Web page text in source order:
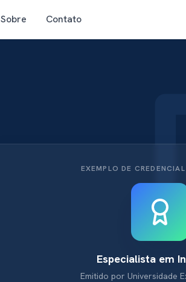
Sobre Contato
EXEMPLO DE
Especialista em
Emitido por Universidade